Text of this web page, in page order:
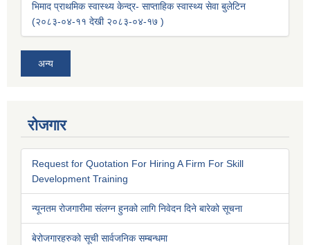
भिमाद प्राथमिक स्वास्थ्य केन्द्र- साप्ताहिक स्वास्थ्य सेवा बुलेटिन
(२०८३-०४-११ देखी २०८३-०४-१७ )
अन्य
रोजगार
Request for Quotation For Hiring A Firm For Skill
Development Training
न्यूनतम रोजगारीमा संलग्न हुनको लागि निवेदन दिने बारेको सूचना
बेरोजगारहरुको सूची सार्वजनिक सम्बन्धमा